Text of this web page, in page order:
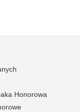
Honorowa